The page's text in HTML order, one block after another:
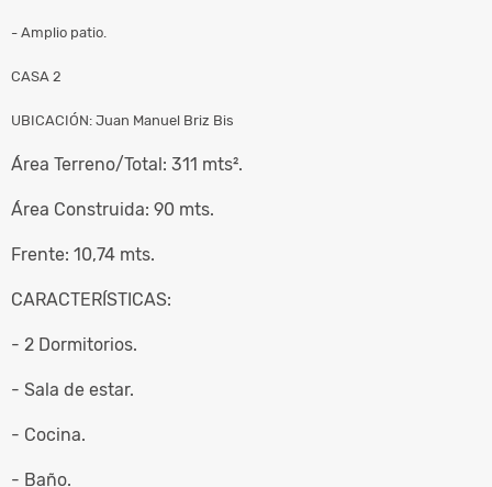
- Amplio patio.
CASA 2
UBICACIÓN: Juan Manuel Briz Bis
Área Terreno/Total: 311 mts².
Área Construida: 90 mts.
Frente: 10,74 mts.
CARACTERÍSTICAS:
- 2 Dormitorios.
- Sala de estar.
- Cocina.
- Baño.